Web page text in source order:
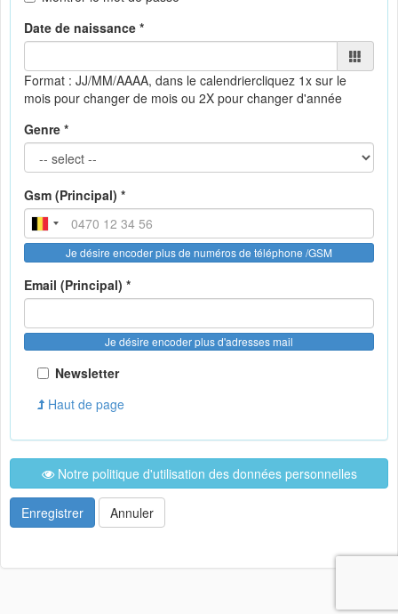
Date de naissance *
Format : JJ/MM/AAAA, dans le calendriercliquez 1x sur le
mois pour changer de mois ou 2X pour changer d'année
Genre *
Gsm (Principal) *
Je désire encoder plus de numéros de téléphone /GSM
Email (Principal) *
Je désire encoder plus d'adresses mail
Newsletter
Haut de page
Notre politique d'utilisation des données personnelles
Enregistrer Annuler